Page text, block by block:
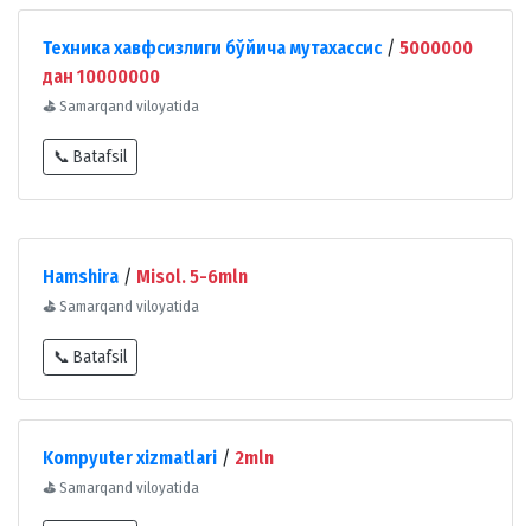
Техника хавфсизлиги бўйича мутахассис / 5000000
дан 10000000
⛳ Samarqand viloyatida
📞 Batafsil
Hamshira / Misol. 5-6mln
⛳ Samarqand viloyatida
📞 Batafsil
Kompyuter xizmatlari / 2mln
⛳ Samarqand viloyatida